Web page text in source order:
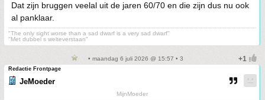
Dat zijn bruggen veelal uit de jaren 60/70 en die zijn dus nu ook
al panklaar.
"The only sight worse than a sad dwarf is a very sad dwarf"
"Met dubbel s welteverstaan"
• maandag 6 juli 2026 @ 15:57 • 3
Redactie Frontpage
JeMoeder
MijnMoeder